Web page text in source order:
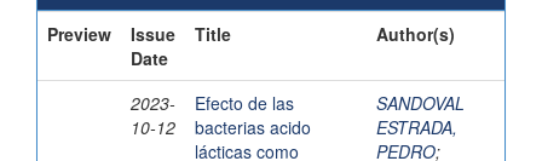
Preview
Issue
Date
Title Author(s)
2023-
10-12
Efecto de las
bacterias acido
lácticas como
SANDOVAL
ESTRADA,
PEDRO;